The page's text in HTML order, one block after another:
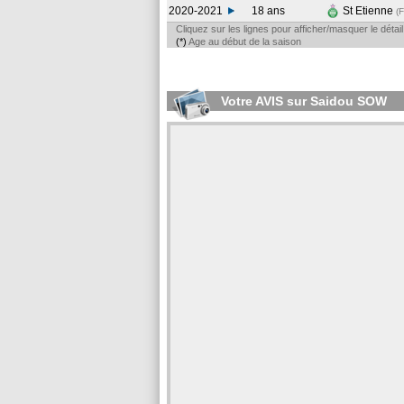
2020-2021
18 ans St Etienne
Cliquez sur les lignes pour afficher/masquer le
(*) Age au début de la saison
Votre AVIS sur Saidou SOW